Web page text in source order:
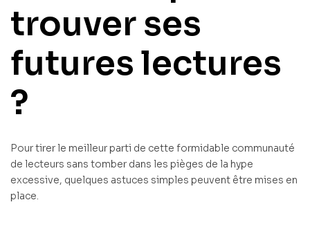
trouver ses
futures lectures
?
Pour tirer le meilleur parti de cette formidable communauté
de lecteurs sans tomber dans les pièges de la hype
excessive, quelques astuces simples peuvent être mises en
place.